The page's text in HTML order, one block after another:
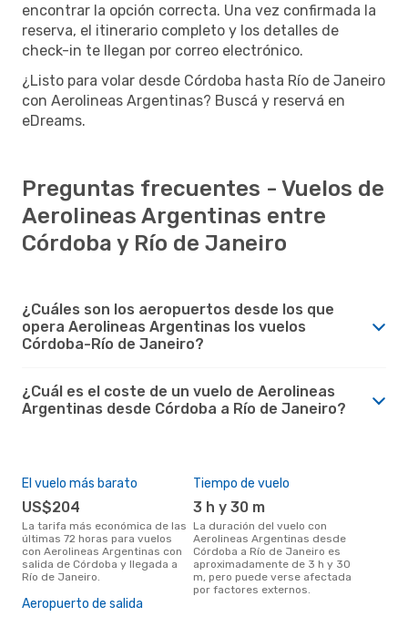
encontrar la opción correcta. Una vez confirmada la
reserva, el itinerario completo y los detalles de
check-in te llegan por correo electrónico.
¿Listo para volar desde Córdoba hasta Río de Janeiro
con Aerolineas Argentinas? Buscá y reservá en
eDreams.
Preguntas frecuentes - Vuelos de
Aerolineas Argentinas entre
Córdoba y Río de Janeiro
¿Cuáles son los aeropuertos desde los que
opera Aerolineas Argentinas los vuelos
Córdoba-Río de Janeiro?
¿Cuál es el coste de un vuelo de Aerolineas
Argentinas desde Córdoba a Río de Janeiro?
El vuelo más barato
US$204
La tarifa más económica de las
últimas 72 horas para vuelos
con Aerolineas Argentinas con
salida de Córdoba y llegada a
Río de Janeiro.
Tiempo de vuelo
3 h y 30 m
La duración del vuelo con
Aerolineas Argentinas desde
Córdoba a Río de Janeiro es
aproximadamente de 3 h y 30
m, pero puede verse afectada
por factores externos.
Aeropuerto de salida